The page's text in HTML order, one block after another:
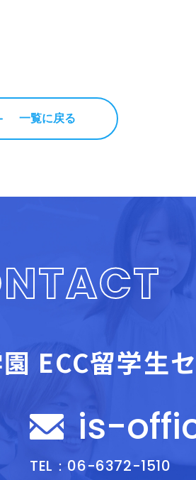
一覧に戻る
ECC留学生
is-
TEL：06-6372-1510